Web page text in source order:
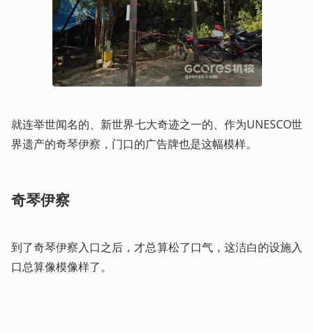
就连举世闻名的、新世界七大奇迹之一的、作为UNESCO世
界遗产的奇琴伊察，门口的广告牌也是这幅模样。
奇琴伊察
到了奇琴伊察入口之后，才总算松了口气，这洁白的设施入
口总算像模像样了。